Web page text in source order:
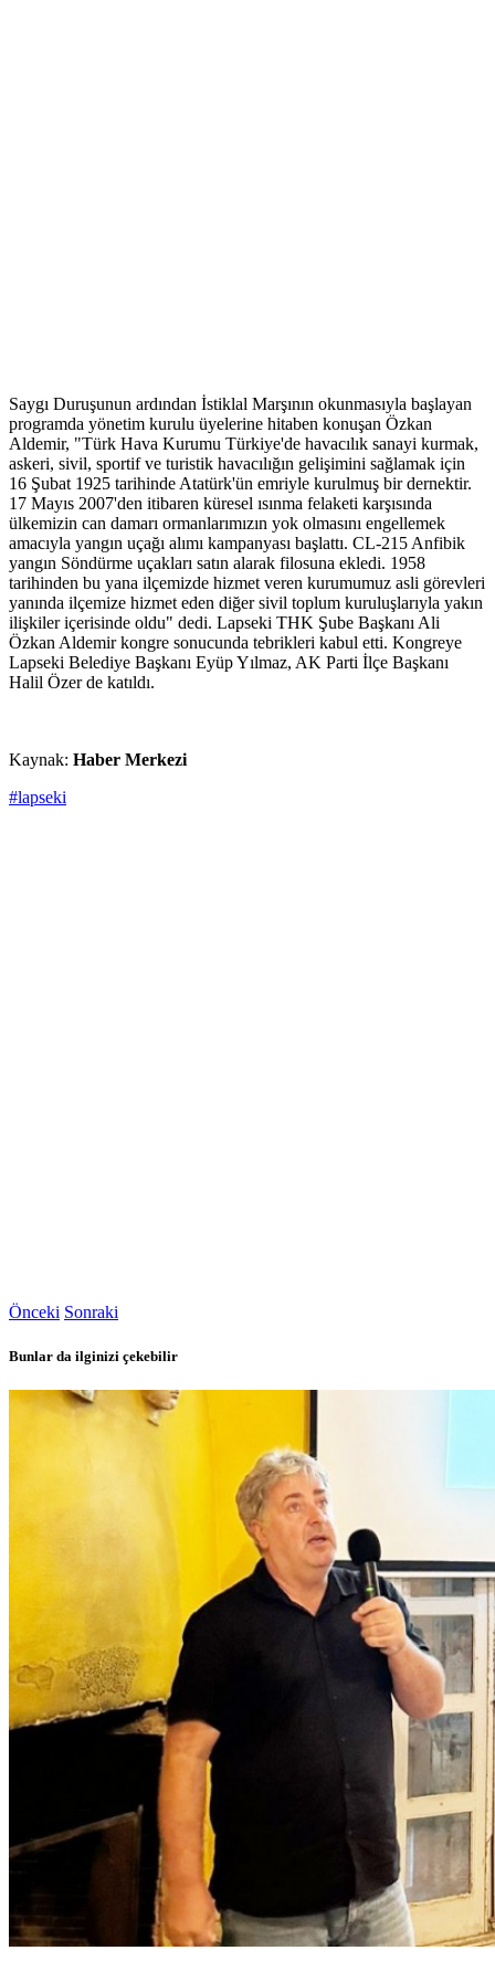
Saygı Duruşunun ardından İstiklal Marşının okunmasıyla başlayan
programda yönetim kurulu üyelerine hitaben konuşan Özkan
Aldemir, "Türk Hava Kurumu Türkiye'de havacılık sanayi kurmak,
askeri, sivil, sportif ve turistik havacılığın gelişimini sağlamak için
16 Şubat 1925 tarihinde Atatürk'ün emriyle kurulmuş bir dernektir.
17 Mayıs 2007'den itibaren küresel ısınma felaketi karşısında
ülkemizin can damarı ormanlarımızın yok olmasını engellemek
amacıyla yangın uçağı alımı kampanyası başlattı. CL-215 Anfibik
yangın Söndürme uçakları satın alarak filosuna ekledi. 1958
tarihinden bu yana ilçemizde hizmet veren kurumumuz asli görevleri
yanında ilçemize hizmet eden diğer sivil toplum kuruluşlarıyla yakın
ilişkiler içerisinde oldu" dedi. Lapseki THK Şube Başkanı Ali
Özkan Aldemir kongre sonucunda tebrikleri kabul etti. Kongreye
Lapseki Belediye Başkanı Eyüp Yılmaz, AK Parti İlçe Başkanı
Halil Özer de katıldı.
Kaynak: Haber Merkezi
#lapseki
Önceki Sonraki
Bunlar da ilginizi çekebilir